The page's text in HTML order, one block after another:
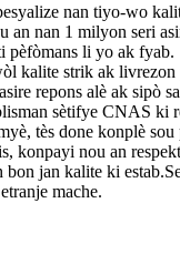
nan tiyo-wo
nan 1 milyon seri
pèfòmans li yo ak fyab.
kalite strik ak
repons alè ak sipò
sètifye CNAS ki
tès done konplè
konpayi nou an
jan kalite ki
mache.